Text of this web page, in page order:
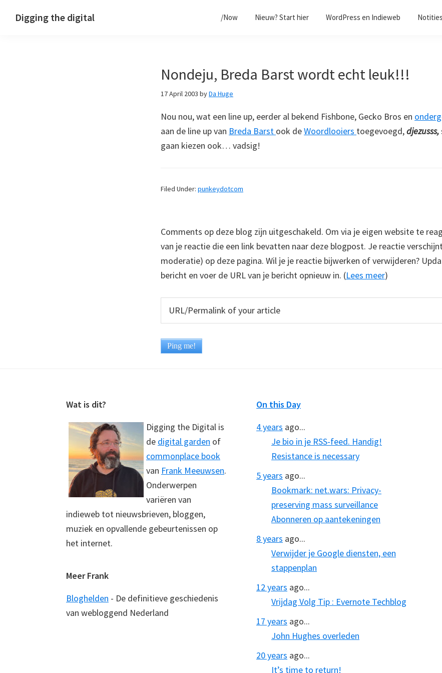
Digging the digital /Now Nieuw? Start hier WordPress en Indieweb Notities
Nondeju, Breda Barst wordt echt leuk!!!
17 April 2003 byDa Huge
Nou nou, wat een line up, eerder al bekend Fishbone, Gecko Bros en
aan de line up van Breda Barst ook deWoordlooiers toegevoegd,djezusss,
gaan kiezen ook… vadsig!
Filed Under: punkeydotcom
Comments op deze blog zijn uitgeschakeld. Om via je eigen website te
van je reactie die een link bevatten naar deze blogpost. Je reactie
moderatie) op deze pagina. Wil je je reactie bijwerken of verwijderen?
bericht en voer de URL van je bericht opnieuw in. (Lees meer)
Wat is dit?
Digging the Digital is
de digital garden of
commonplace book
van Frank Meeuwsen.
Onderwerpen
variëren van
indieweb tot nieuwsbrieven, bloggen,
muziek en opvallende gebeurtenissen op
het internet.
Meer Frank
Bloghelden - De definitieve geschiedenis
van webloggend Nederland
On this Day
4 years ago...
Je bio in je RSS-feed. Handig!
Resistance is necessary
5 years ago...
Bookmark: net.wars: Privacy-
preserving mass surveillance
Abonneren op aantekeningen
8 years ago...
Verwijder je Google diensten, een
stappenplan
12 years ago...
Vrijdag Volg Tip : Evernote Techblog
17 years ago...
John Hughes overleden
20 years ago...
It’s time to return!